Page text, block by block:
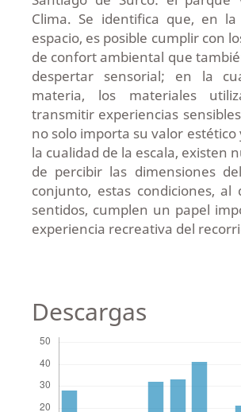
Clima. Se identifica que, en
espacio, es posible cumplir con
de confort ambiental que
despertar sensorial; en la
materia, los materiales
transmitir experiencias
no solo importa su valor estético
la cualidad de la escala, existen
de percibir las dimensiones
conjunto, estas condiciones, al
sentidos, cumplen un papel
experiencia recreativa del
Descargas